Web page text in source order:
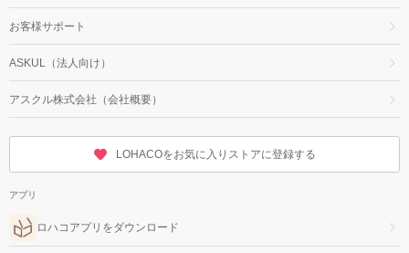
お客様サポート
ASKUL（法人向け）
アスクル株式会社（会社概要）
LOHACOをお気に入りストアに登録する
アプリ
ロハコアプリをダウンロード